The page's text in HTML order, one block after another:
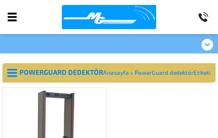
POWERGUARD DEDEKTÖRAnasayfa » PowerGuard dedektörEtiketi